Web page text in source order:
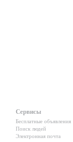
Сервисы
Бесплатные объявления
Поиск людей
Электронная почта